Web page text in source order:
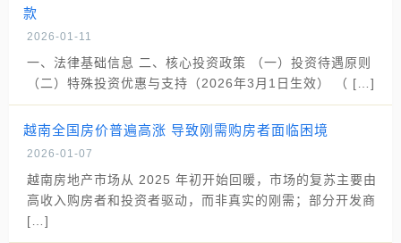
款
2026-01-11
一、法律基础信息 二、核心投资政策 （一）投资待遇原则
（二）特殊投资优惠与支持（2026年3月1日生效） （ […]
越南全国房价普遍高涨 导致刚需购房者面临困境
2026-01-07
越南房地产市场从 2025 年初开始回暖，市场的复苏主要由
高收入购房者和投资者驱动，而非真实的刚需；部分开发商
[…]